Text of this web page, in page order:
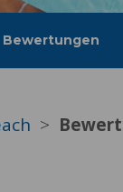
Bewertungen